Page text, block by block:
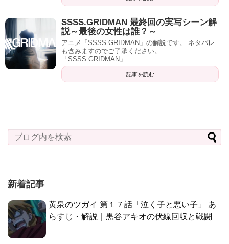
SSSS.GRIDMAN 最終回の実写シーン解
説～最後の女性は誰？～
アニメ「SSSS.GRIDMAN」の解説です。 ネタバレ
も含みますのでご了承ください。
「SSSS.GRIDMAN」...
記事を読む
新着記事
黄泉のツガイ 第１７話「泣く子と悪い子」 あ
らすじ・解説｜黒谷アキオの伏線回収と戦闘